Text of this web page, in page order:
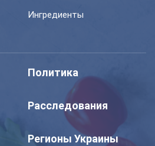
Ингредиенты
Политика
Расследования
Регионы Украины